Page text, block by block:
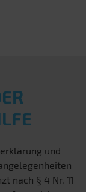
und
nach § 4 Nr. 11